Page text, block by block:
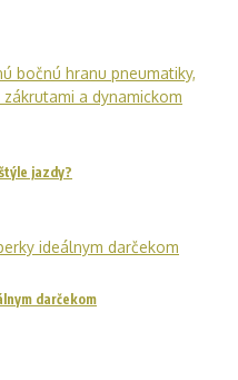
jazdy?
darčekom